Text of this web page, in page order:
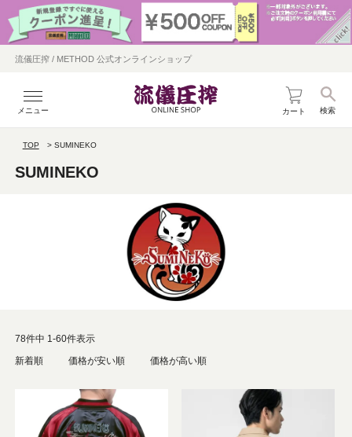
流儀圧搾 / METHOD 公式オンラインショップ
メニュー カート 検索
TOP SUMINEKO
SUMINEKO
価格が安い順 価格が高い順
新着順
78件中 1-60件表示